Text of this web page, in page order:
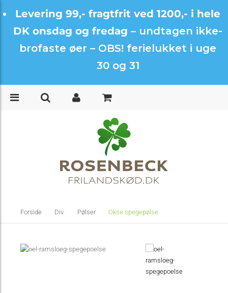
Levering 99,- fragtfrit ved 1200,- i hele
DK onsdag og fredag – undtagen ikke-
brofaste øer – OBS! ferielukket i uge
30 og 31
Forside Div. Pølser Okse spegepølse